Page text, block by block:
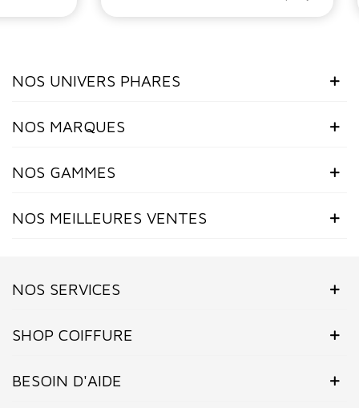
NOS UNIVERS PHARES
NOS MARQUES
NOS GAMMES
NOS MEILLEURES VENTES
NOS SERVICES
SHOP COIFFURE
BESOIN D'AIDE